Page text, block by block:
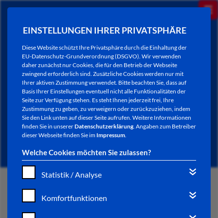
EINSTELLUNGEN IHRER PRIVATSPHÄRE
Diese Website schützt Ihre Privatsphäre durch die Einhaltung der
EU-Datenschutz-Grundverordnung (DSGVO). Wir verwenden
daher zunächst nur Cookies, die für den Betrieb der Webseite
zwingend erforderlich sind. Zusätzliche Cookies werden nur mit
Ihrer aktiven Zustimmung verwendet. Bitte beachten Sie, dass auf
Basis Ihrer Einstellungen eventuell nicht alle Funktionalitäten der
Seite zur Verfügung stehen. Es steht Ihnen jederzeit frei, Ihre
Zustimmung zu geben, zu verweigern oder zurückzuziehen, indem
Sie den Link unten auf dieser Seite aufrufen. Weitere Informationen
finden Sie in unsererDatenschutzerklärung. Angaben zum Betreiber
dieser Webseite finden Sie im Impressum.
Welche Cookies möchten Sie zulassen?
Statistik / Analyse
Komfortfunktionen
NEWSLETTER / CITY LETTER
START